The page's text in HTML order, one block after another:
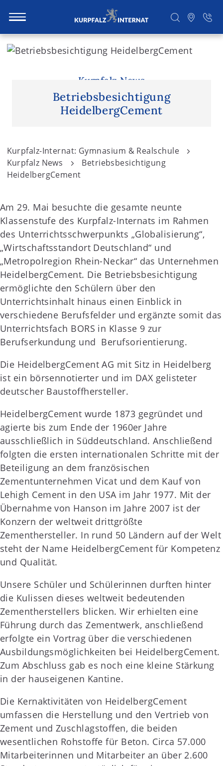
S
t
Kurpfalz News
Betriebsbesichtigung
HeidelbergCement
Kurpfalz-Internat: Gymnasium & Realschule
Kurpfalz News
Betriebsbesichtigung
HeidelbergCement
Am 29. Mai besuchte die gesamte neunte
Klassenstufe des Kurpfalz-Internats im Rahmen
des Unterrichtsschwerpunkts „Globalisierung“,
„Wirtschaftsstandort Deutschland“ und
„Metropolregion Rhein-Neckar“ das Unternehmen
HeidelbergCement. Die Betriebsbesichtigung
ermöglichte den Schülern über den
Unterrichtsinhalt hinaus einen Einblick in
verschiedene Berufsfelder und ergänzte somit das
Unterrichtsfach BORS in Klasse 9 zur
Berufserkundung und Berufsorientierung.
Die HeidelbergCement AG mit Sitz in Heidelberg
ist ein börsennotierter und im DAX gelisteter
deutscher Baustoffhersteller.
HeidelbergCement wurde 1873 gegründet und
agierte bis zum Ende der 1960er Jahre
ausschließlich in Süddeutschland. Anschließend
folgten die ersten internationalen Schritte mit der
Beteiligung an dem französischen
Zementunternehmen Vicat und dem Kauf von
Lehigh Cement in den USA im Jahr 1977. Mit der
Übernahme von Hanson im Jahre 2007 ist der
Konzern der weltweit drittgrößte
Zementhersteller. In rund 50 Ländern auf der Welt
steht der Name HeidelbergCement für Kompetenz
und Qualität.
Unsere Schüler und Schülerinnen durften hinter
die Kulissen dieses weltweit bedeutenden
Zementherstellers blicken. Wir erhielten eine
Führung durch das Zementwerk, anschließend
erfolgte ein Vortrag über die verschiedenen
Ausbildungsmöglichkeiten bei HeidelbergCement.
Zum Abschluss gab es noch eine kleine Stärkung
in der hauseigenen Kantine.
Die Kernaktivitäten von HeidelbergCement
umfassen die Herstellung und den Vertrieb von
Zement und Zuschlagstoffen, die beiden
wesentlichen Rohstoffe für Beton. Circa 57.000
Mitarbeiterinnen und Mitarbeiter an über 2.600